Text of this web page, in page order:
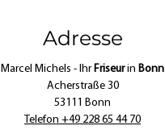
Adresse
Marcel Michels - IhrFriseurin Bonn
Acherstraße 30
53111 Bonn
Telefon +49 228 65 44 70